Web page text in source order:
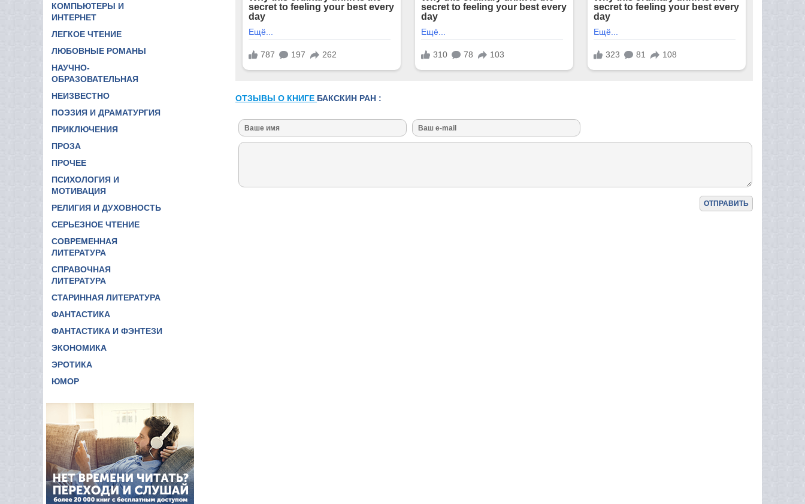
КОМПЬЮТЕРЫ И
ИНТЕРНЕТ
ЛЕГКОЕ ЧТЕНИЕ
ЛЮБОВНЫЕ РОМАНЫ
НАУЧНО-
ОБРАЗОВАТЕЛЬНАЯ
НЕИЗВЕСТНО
ПОЭЗИЯ И ДРАМАТУРГИЯ
ПРИКЛЮЧЕНИЯ
ПРОЗА
ПРОЧЕЕ
ПСИХОЛОГИЯ И
МОТИВАЦИЯ
РЕЛИГИЯ И ДУХОВНОСТЬ
СЕРЬЕЗНОЕ ЧТЕНИЕ
СОВРЕМЕННАЯ
ЛИТЕРАТУРА
СПРАВОЧНАЯ
ЛИТЕРАТУРА
СТАРИННАЯ ЛИТЕРАТУРА
ФАНТАСТИКА
ФАНТАСТИКА И ФЭНТЕЗИ
ЭКОНОМИКА
ЭРОТИКА
ЮМОР
ОТЗЫВЫ О КНИГЕ БАКСКИН РАН :